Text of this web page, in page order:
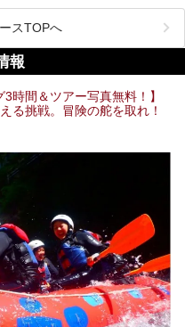
です。
に位置し、秘境感漂う老舗宿。泉
に定評があり、知る人ぞ知る穴場
ら宿泊し、自慢の温泉をはじめ食
ど、宿の全貌を徹底紹介します。
スTOPへ
報
時間＆ツアー写真無料！】
る挑戦。冒険の舵を取れ！